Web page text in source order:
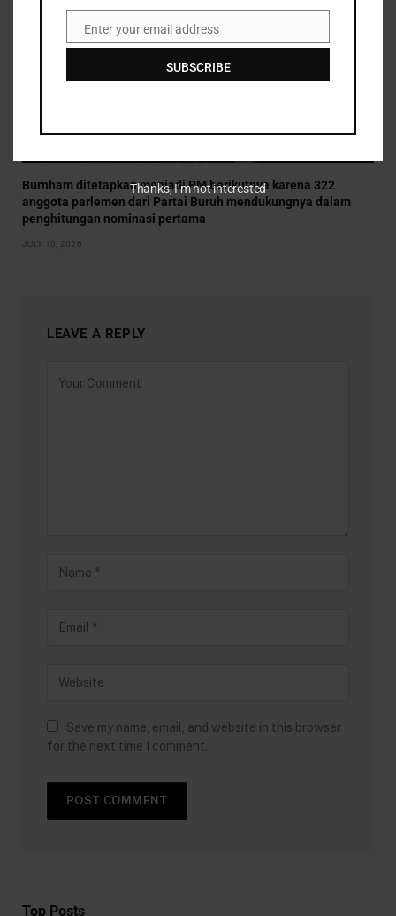
Burnham ditetapkan menjadi PM berikutnya karena 322
anggota parlemen dari Partai Buruh mendukungnya dalam
penghitungan nominasi pertama
JULY 10, 2026
LEAVE A REPLY
Save my name, email, and website in this browser
for the next time I comment.
Top Posts
EmailEnter your email address
SUBSCRIBE
Thanks, I’m not interested